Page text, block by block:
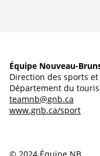
Équipe Nouveau-
Direction des sports
Département du
teamnb@gnb.ca
www.gnb.ca/sport